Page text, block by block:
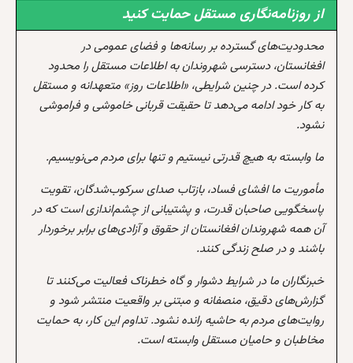
از روزنامه‌نگاری مستقل حمایت کنید
محدودیت‌های گسترده بر رسانه‌ها و فضای عمومی در
افغانستان، دسترسی شهروندان به اطلاعات مستقل را محدود
کرده است. در چنین شرایطی، «اطلاعات روز» متعهدانه و مستقل
به کار خود ادامه می‌دهد تا حقیقت قربانی خاموشی و فراموشی
نشود.
ما وابسته به هیچ قدرتی نیستیم و تنها برای مردم می‌نویسیم.
مأموریت ما افشای فساد، بازتاب صدای سرکوب‌شدگان، تقویت
پاسخگویی صاحبان قدرت، و پشتیبانی از چشم‌اندازی است که در
آن همه شهروندان افغانستان از حقوق و آزادی‌های برابر برخوردار
باشند و در صلح زندگی کنند.
خبرنگاران ما در شرایط دشوار و گاه خطرناک فعالیت می‌کنند تا
گزارش‌های دقیق، منصفانه و مبتنی بر واقعیت منتشر شود و
روایت‌های مردم به حاشیه رانده نشود. تداوم این کار، به حمایت
مخاطبان و حامیان مستقل وابسته است.